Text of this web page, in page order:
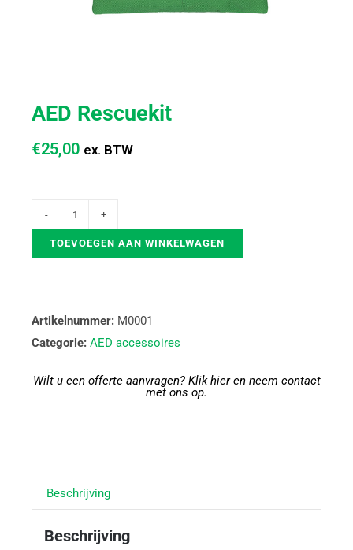
AED Rescuekit
€25,00 ex. BTW
TOEVOEGEN AAN WINKELWAGEN
Artikelnummer: M0001
Categorie: AED accessoires
Wilt u een offerte aanvragen? Klik hier en neem contact
met ons op.
Beschrijving
Beschrijving